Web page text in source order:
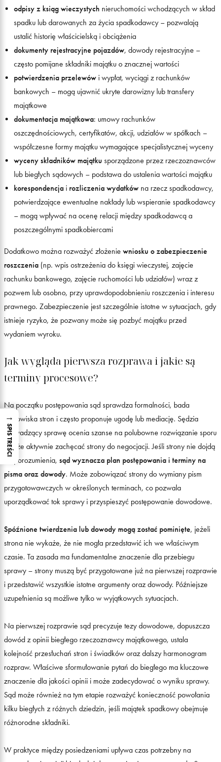
odpisy z ksiąg wieczystych nieruchomości wchodzących w skład
spadku lub darowanych za życia spadkodawcy – pozwalają
ustalić historię właścicielską i obciążenia
dokumenty rejestracyjne pojazdów, dowody rejestracyjne –
często pomijane składniki majątku o znacznej wartości
potwierdzenia przelewów i wypłat, wyciągi z rachunków
bankowych – mogą ujawnić ukryte darowizny lub transfery
majątkowe
dokumentacja majątkowa: umowy rachunków
oszczędnościowych, certyfikatów, akcji, udziałów w spółkach –
współczesne formy majątku wymagające specjalistycznej wyceny
wyceny składników majątku sporządzone przez rzeczoznawców
lub biegłych sądowych – podstawa do ustalenia wartości majątku
korespondencja i rozliczenia wydatków na rzecz spadkodawcy,
potwierdzające ewentualne nakłady lub wspieranie spadkodawcy
– mogą wpływać na ocenę relacji między spadkodawcą a
poszczególnymi spadkobiercami
Dodatkowo można rozważyć złożenie wniosku o zabezpieczenie
roszczenia (np. wpis ostrzeżenia do księgi wieczystej, zajęcie
rachunku bankowego, zajęcie ruchomości lub udziałów) wraz z
pozwem lub osobno, przy uprawdopodobnieniu roszczenia i interesu
prawnego. Zabezpieczenie jest szczególnie istotne w sytuacjach, gdy
istnieje ryzyko, że pozwany może się pozbyć majątku przed
wydaniem wyroku.
Jak wygląda pierwsza rozprawa i jakie są
terminy procesowe?
Na początku postępowania sąd sprawdza formalności, bada
stanowiska stron i często proponuje ugodę lub mediację. Sędzia
prowadzący sprawę ocenia szanse na polubowne rozwiązanie sporu
i może aktywnie zachęcać strony do negocjacji. Jeśli strony nie dojdą
do porozumienia, sąd wyznacza plan postępowania i terminy na
pisma oraz dowody. Może zobowiązać strony do wymiany pism
przygotowawczych w określonych terminach, co pozwala
uporządkować tok sprawy i przyspieszyć postępowanie dowodowe.
Spóźnione twierdzenia lub dowody mogą zostać pominięte, jeżeli
strona nie wykaże, że nie mogła przedstawić ich we właściwym
czasie. Ta zasada ma fundamentalne znaczenie dla przebiegu
sprawy – strony muszą być przygotowane już na pierwszej rozprawie
i przedstawić wszystkie istotne argumenty oraz dowody. Późniejsze
uzupełnienia są możliwe tylko w wyjątkowych sytuacjach.
Na pierwszej rozprawie sąd precyzuje tezy dowodowe, dopuszcza
dowód z opinii biegłego rzeczoznawcy majątkowego, ustala
kolejność przesłuchań stron i świadków oraz dalszy harmonogram
rozpraw. Właściwe sformułowanie pytań do biegłego ma kluczowe
znaczenie dla jakości opinii i może zadecydować o wyniku sprawy.
Sąd może również na tym etapie rozważyć konieczność powołania
kilku biegłych z różnych dziedzin, jeśli majątek spadkowy obejmuje
różnorodne składniki.
W praktyce między posiedzeniami upływa czas potrzebny na
→
SPIS TREŚCI